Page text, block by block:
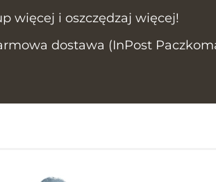
więcej i oszczędzaj więcej!
dostawa (InPost